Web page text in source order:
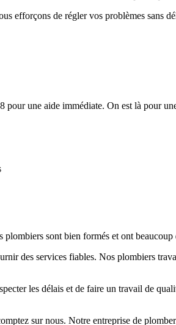
efforçons de régler vos problèmes sans
une aide immédiate. On est là pour
sont bien formés et ont
des services fiables. Nos plombiers
les délais et de faire un travail de
sur nous. Notre entreprise de